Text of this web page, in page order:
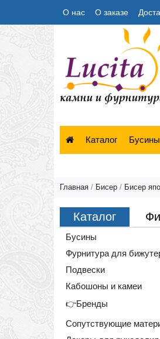
О нас О заказе
Каталог Бусины
Главная / Бисер / Бисер
Каталог
Бусины
Фурнитура для
Подвески
Кабошоны и камеи
👉Бренды
Сопутствующие